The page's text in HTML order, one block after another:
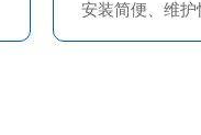
安装简便、维护